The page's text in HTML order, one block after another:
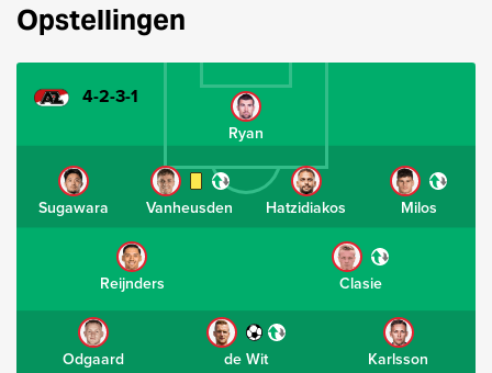
Opstellingen
4-2-3-1
Ryan
Sugawara Vanheusden Hatzidiakos Milos
Reijnders Clasie
Odgaard de Wit Karlsson